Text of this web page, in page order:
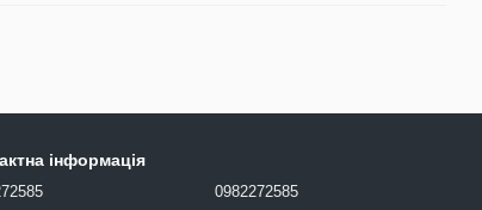
інформація
0982272585